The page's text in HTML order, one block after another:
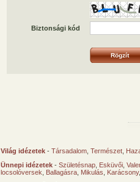
Biztonsági kód
Világ idézetek - Társadalom Természet
Ünnepi idézetek - Születésnap Esküvői
locsolóversek
Ballagásra Mikulás Karácsony